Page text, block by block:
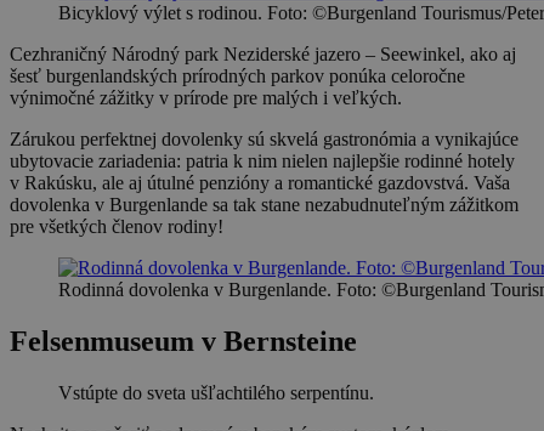
Bicyklový výlet s rodinou. Foto: ©Burgenland Tourismus/
Cezhraničný Národný park Neziderské jazero – Seewinkel, ako aj
šesť burgenlandských prírodných parkov ponúka celoročne
výnimočné zážitky v prírode pre malých i veľkých.
Zárukou perfektnej dovolenky sú skvelá gastronómia a vynikajúce
ubytovacie zariadenia: patria k nim nielen najlepšie rodinné hotely
v Rakúsku, ale aj útulné penzióny a romantické gazdovstvá. Vaša
dovolenka v Burgenlande sa tak stane nezabudnuteľným zážitkom
pre všetkých členov rodiny!
Rodinná dovolenka v Burgenlande. Foto: ©Burgenland
Felsenmuseum v Bernsteine
Vstúpte do sveta ušľachtilého serpentínu.